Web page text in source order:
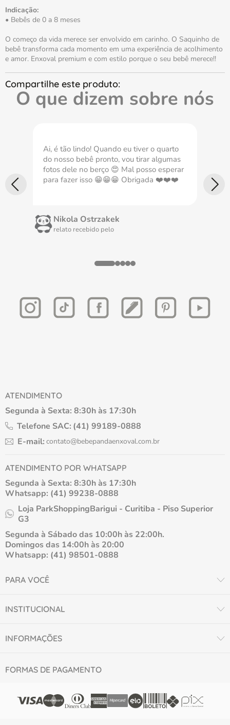
Indicação:
• Bebês de 0 a 8 meses
O começo da vida merece ser envolvido em carinho. O Saquinho de
bebê transforma cada momento em uma experiência de acolhimento
e amor. Enxoval premium e com estilo porque o seu bebê merece!!
O que dizem sobre nós
Ai, é tão lindo! Quando eu tiver o quarto
do nosso bebê pronto, vou tirar algumas
fotos dele no berço 😍 Mal posso esperar
para fazer isso 😁😁😁 Obrigada ❤️❤️❤️
Nikola Ostrzakek
relato recebido pelo
ATENDIMENTO
Segunda à Sexta: 8:30h às 17:30h
Telefone SAC: (41) 99189-0888
E-mail: contato@bebepandaenxoval.com.br
ATENDIMENTO POR WHATSAPP
Segunda à Sexta: 8:30h às 17:30h
Whatsapp: (41) 99238-0888
Loja ParkShoppingBarigui - Curitiba - Piso Superior
G3
Segunda à Sábado das 10:00h às 22:00h.
Domingos das 14:00h às 20:00
Whatsapp: (41) 98501-0888
PARA VOCÊ
INSTITUCIONAL
INFORMAÇÕES
FORMAS DE PAGAMENTO